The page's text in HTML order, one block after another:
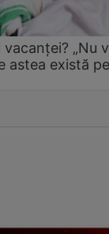
„Nu
astea există